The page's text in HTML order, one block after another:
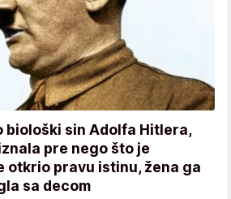
biološki sin Adolfa Hitlera,
pre nego što je
otkrio pravu istinu, žena ga
sa decom